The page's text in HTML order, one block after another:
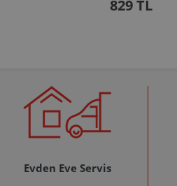
829 TL
Evden Eve Servis